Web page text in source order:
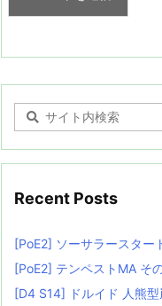
Recent Posts
[PoE2] ソーサラースター
[PoE2] テンペストMA そ
[D4 S14] ドルイド 人熊型